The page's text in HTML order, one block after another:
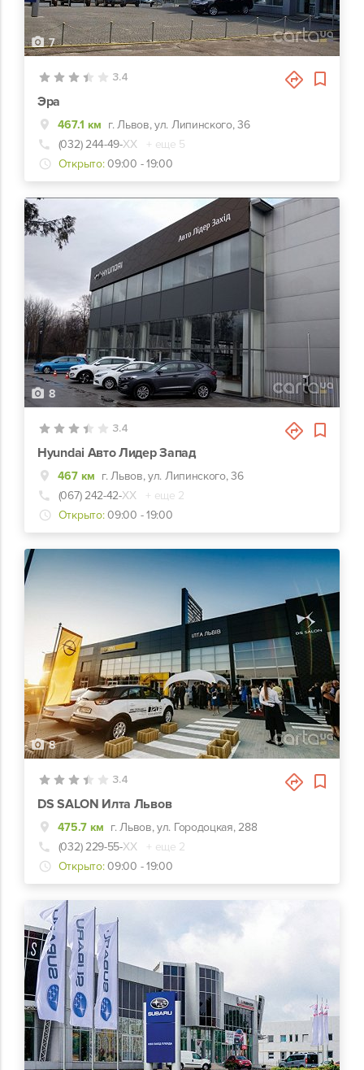
7
3.4
Эра
467.1 км г. Львов, ул. Липинского, 36
(032) 244-49-ХХ
+ еще 5
Открыто: 09:00 - 19:00
8
3.4
Hyundai Авто Лидер Запад
467 км г. Львов, ул. Липинского, 36
(067) 242-42-ХХ
+ еще 2
Открыто: 09:00 - 19:00
8
3.4
DS SALON Илта Львов
475.7 км г. Львов, ул. Городоцкая, 288
(032) 229-55-ХХ
+ еще 2
Открыто: 09:00 - 19:00